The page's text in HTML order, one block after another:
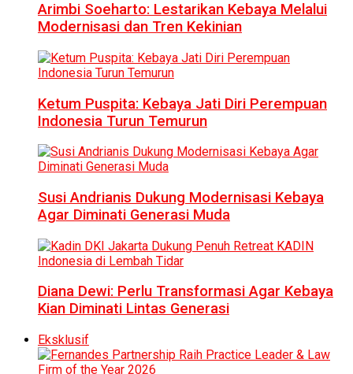
Arimbi Soeharto: Lestarikan Kebaya Melalui
Modernisasi dan Tren Kekinian
Ketum Puspita: Kebaya Jati Diri Perempuan
Indonesia Turun Temurun
Susi Andrianis Dukung Modernisasi Kebaya
Agar Diminati Generasi Muda
Diana Dewi: Perlu Transformasi Agar Kebaya
Kian Diminati Lintas Generasi
Eksklusif